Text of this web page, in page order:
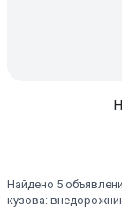
Найдено 5
кузова: